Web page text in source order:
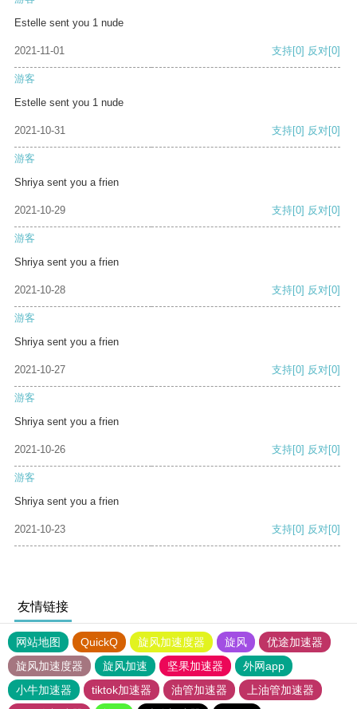
Estelle sent you 1 nude
2021-11-01 支持[0] 反对[0]
游客
Estelle sent you 1 nude
2021-10-31 支持[0] 反对[0]
游客
Shriya sent you a frien
2021-10-29 支持[0] 反对[0]
游客
Shriya sent you a frien
2021-10-28 支持[0] 反对[0]
游客
Shriya sent you a frien
2021-10-27 支持[0] 反对[0]
游客
Shriya sent you a frien
2021-10-26 支持[0] 反对[0]
游客
Shriya sent you a frien
2021-10-23 支持[0] 反对[0]
友情链接
网站地图 QuickQ 旋风加速度器 旋风
优途加速器
旋风加速度器
旋风加速 坚果加速器
外网app
小牛加速器
tiktok加速器 油管加速器
上油管加速器